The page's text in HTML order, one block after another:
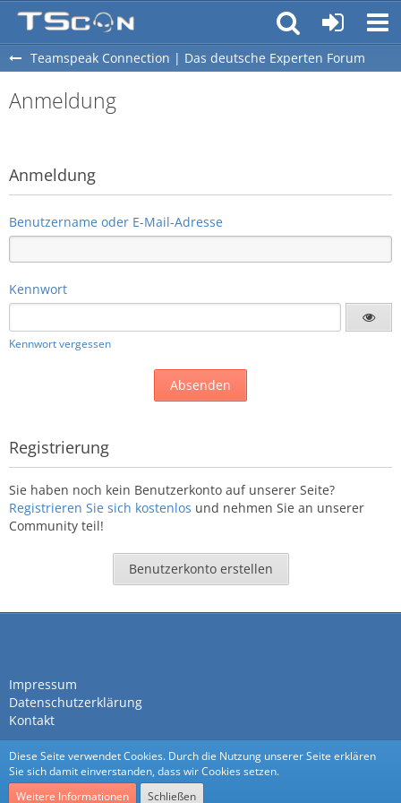
Teamspeak Connection | Das deutsche Experten Forum
Anmeldung
Anmeldung
Benutzername oder E-Mail-Adresse
Kennwort
Kennwort vergessen
Registrierung
Sie haben noch kein Benutzerkonto auf unserer Seite?
Registrieren Sie sich kostenlos und nehmen Sie an unserer
Community teil!
Benutzerkonto erstellen
Impressum
Datenschutzerklärung
Kontakt
Diese Seite verwendet Cookies. Durch die Nutzung unserer Seite erklären
Sie sich damit einverstanden, dass wir Cookies setzen.
Weitere Informationen
Schließen